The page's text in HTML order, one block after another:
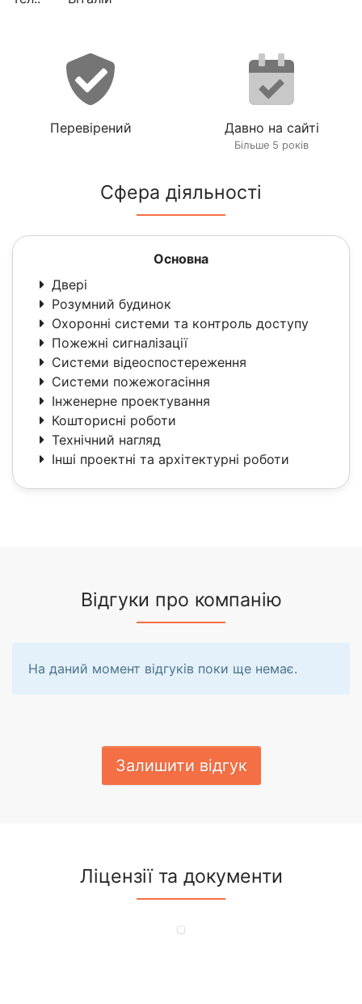
Перевірений Давно на сайті
Більше 5 років
Сфера діяльності
Основна
Двері
Розумний будинок
Охоронні системи та контроль доступу
Пожежні сигналізації
Системи відеоспостереження
Системи пожежогасіння
Інженерне проектування
Кошторисні роботи
Технічний нагляд
Інші проектні та архітектурні роботи
Відгуки про компанію
На даний момент відгуків поки ще немає.
Залишити відгук
Ліцензії та документи